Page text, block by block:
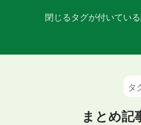
閉じるタグが付いてい
タ
まとめ記